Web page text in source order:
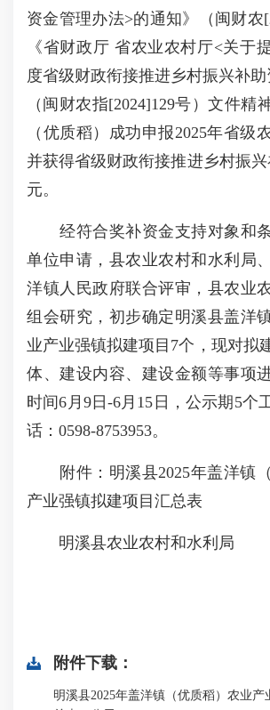
资金管理办法>的通知》（闽财农
《省财政厅 省农业农村厅<关于
度省级财政衔接推进乡村振兴补助
（闽财农指[2024]129号）文件精
（优质稻）成功申报2025年省级
并获得省级财政衔接推进乡村振
元。
经符合奖补资金支持对象和
单位申请，县农业农村和水利局
洋镇人民政府联合评审，县农业
组会研究，初步确定明溪县盖洋
业产业强镇拟建项目7个，现对拟
体、建设内容、建设金额等事项
时间6月9日-6月15日，公示期5个
话：0598-8753953。
附件：明溪县2025年盖洋镇
产业强镇拟建项目汇总表
明溪县农业农村和水利局
附件下载：
明溪县2025年盖洋镇（优质稻）农业产